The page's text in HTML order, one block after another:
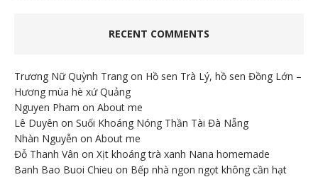
RECENT COMMENTS
Trương Nữ Quỳnh Trang on Hồ sen Trà Lý, hồ sen Đồng Lớn –
Hương mùa hè xứ Quảng
Nguyen Pham on About me
Lê Duyên on Suối Khoáng Nóng Thần Tài Đà Nẵng
Nhàn Nguyễn on About me
Đỗ Thanh Vân on Xịt khoáng trà xanh Nana homemade
Banh Bao Buoi Chieu on Bếp nhà ngon ngọt không cần hạt